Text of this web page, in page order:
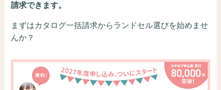
請求できます。
まずはカタログ一括請求からランドセル選びを始めませ
んか？